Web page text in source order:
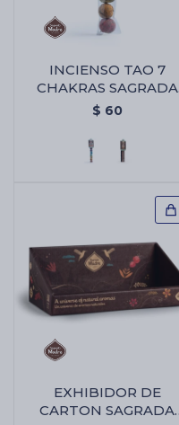
INCIENSO TAO 7
CHAKRAS SAGRADA
MADRE - Bombita 7
$ 60
EXHIBIDOR DE
CARTON SAGRADA